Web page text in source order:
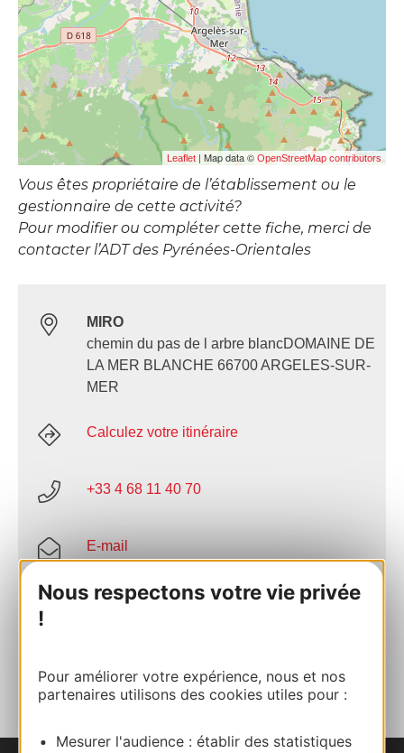
Nous respectons votre vie privée
!
Pour améliorer votre expérience, nous et nos
partenaires utilisons des cookies utiles pour :
Mesurer l'audience : établir des statistiques
Leaflet | Map data © OpenStreetMap contributors
Vous êtes propriétaire de l’établissement ou le
gestionnaire de cette activité?
Pour modifier ou compléter cette fiche, merci de
contacter l’ADT des Pyrénées-Orientales
MIRO
chemin du pas de l arbre blancDOMAINE DE
LA MER BLANCHE 66700 ARGELES-SUR-
MER
Calculez votre itinéraire
+33 4 68 11 40 70
E-mail
Site internet
AU CARNET